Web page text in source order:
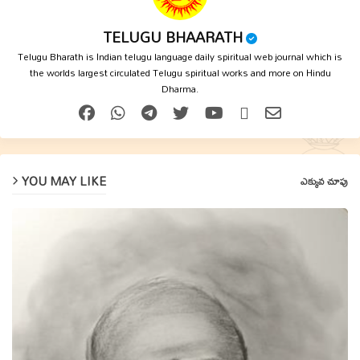
TELUGU BHAARATH
Telugu Bharath is Indian telugu language daily spiritual web journal which is
the worlds largest circulated Telugu spiritual works and more on Hindu
Dharma.
YOU MAY LIKE ఎక్కువ చూపు